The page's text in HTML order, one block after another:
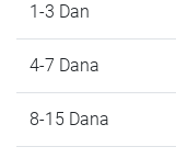
1-3 Dan
4-7 Dana
8-15 Dana